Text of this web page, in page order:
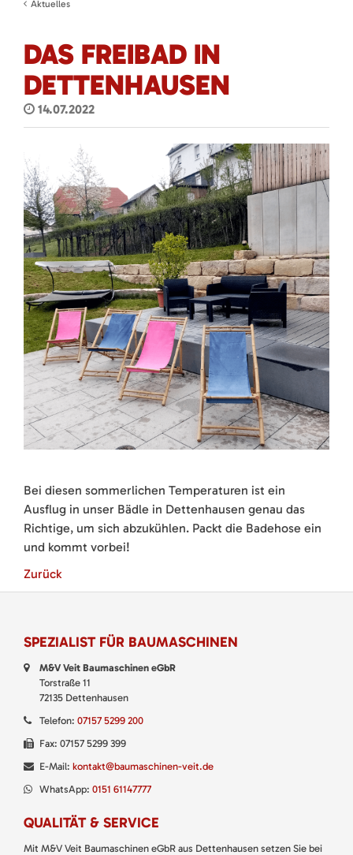
Aktuelles
DAS FREIBAD IN
DETTENHAUSEN
14.07.2022
Bei diesen sommerlichen Temperaturen ist ein
Ausflug in unser Bädle in Dettenhausen genau das
Richtige, um sich abzukühlen. Packt die Badehose ein
und kommt vorbei!
Zurück
SPEZIALIST FÜR BAUMASCHINEN
M&V Veit Baumaschinen eGbR
Torstraße 11
72135 Dettenhausen
Telefon: 07157 5299 200
Fax: 07157 5299 399
E-Mail: kontakt@baumaschinen-veit.de
WhatsApp: 0151 61147777
QUALITÄT & SERVICE
Mit M&V Veit Baumaschinen eGbR aus Dettenhausen setzen Sie bei